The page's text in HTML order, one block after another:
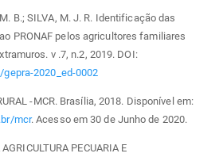
B.; SILVA, M. J. R. Identificação das
PRONAF pelos agricultores familiares
v .7, n.2, 2019. DOI:
2020_ed-0002
-MCR. Brasília, 2018. Disponível em:
mcr. Acesso em 30 de Junho de 2020.
PECUARIA E